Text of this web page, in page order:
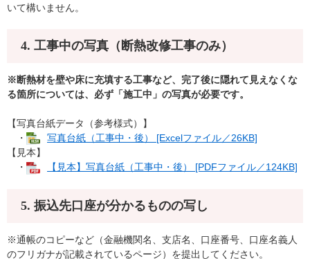
いて構いません。
4. 工事中の写真（断熱改修工事のみ）
※断熱材を壁や床に充填する工事など、完了後に隠れて見えなくな
る箇所については、必ず「施工中」の写真が必要です。​
【写真台紙データ（参考様式）】
・
写真台紙（工事中・後） [Excelファイル／26KB]
【見本】
・
【見本】写真台紙（工事中・後） [PDFファイル／124KB]
5. 振込先口座が分かるものの写し
※通帳のコピーなど（金融機関名、支店名、口座番号、口座名義人
のフリガナが記載されているページ）を提出してください。